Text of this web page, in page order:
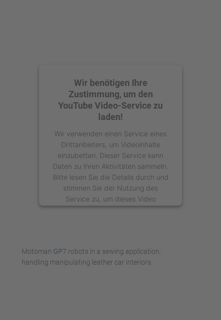
Wir benötigen Ihre
Zustimmung, um den
YouTube Video-Service zu
laden!
Wir verwenden einen Service eines
Drittanbieters, um Videoinhalte
einzubetten. Dieser Service kann
Daten zu Ihren Aktivitäten sammeln.
Bitte lesen Sie die Details durch und
stimmen Sie der Nutzung des
Service zu, um dieses Video
anzusehen.
Akzeptieren
Motoman GP7 robots in a sewing application,
handling manipulating leather car interiors.